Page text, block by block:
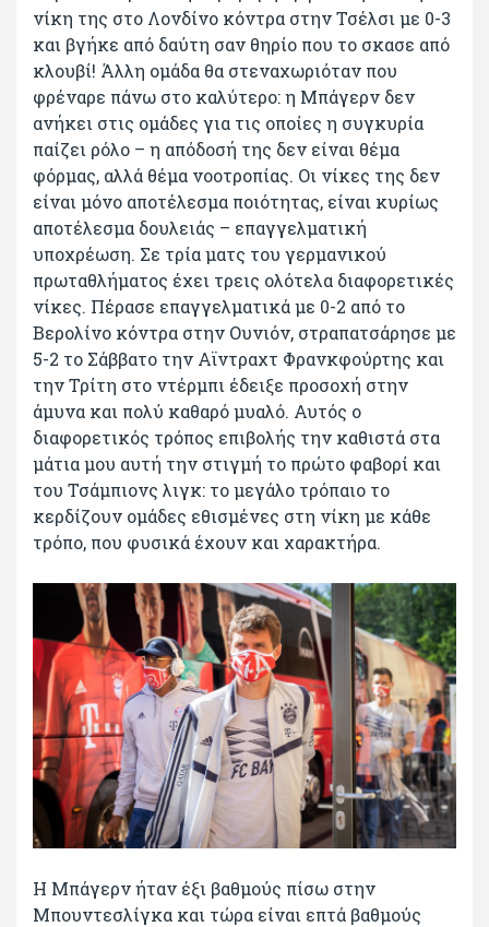
νίκη της στο Λονδίνο κόντρα στην Τσέλσι με 0-3
και βγήκε από δαύτη σαν θηρίο που το σκασε από
κλουβί! Άλλη ομάδα θα στεναχωριόταν που
φρέναρε πάνω στο καλύτερο: η Μπάγερν δεν
ανήκει στις ομάδες για τις οποίες η συγκυρία
παίζει ρόλο – η απόδοσή της δεν είναι θέμα
φόρμας, αλλά θέμα νοοτροπίας. Οι νίκες της δεν
είναι μόνο αποτέλεσμα ποιότητας, είναι κυρίως
αποτέλεσμα δουλειάς – επαγγελματική
υποχρέωση. Σε τρία ματς του γερμανικού
πρωταθλήματος έχει τρεις ολότελα διαφορετικές
νίκες. Πέρασε επαγγελματικά με 0-2 από το
Βερολίνο κόντρα στην Ουνιόν, στραπατσάρησε με
5-2 το Σάββατο την Αϊντραχτ Φρανκφούρτης και
την Τρίτη στο ντέρμπι έδειξε προσοχή στην
άμυνα και πολύ καθαρό μυαλό. Αυτός ο
διαφορετικός τρόπος επιβολής την καθιστά στα
μάτια μου αυτή την στιγμή το πρώτο φαβορί και
του Τσάμπιονς λιγκ: το μεγάλο τρόπαιο το
κερδίζουν ομάδες εθισμένες στη νίκη με κάθε
τρόπο, που φυσικά έχουν και χαρακτήρα.
Η Μπάγερν ήταν έξι βαθμούς πίσω στην
Μπουντεσλίγκα και τώρα είναι επτά βαθμούς